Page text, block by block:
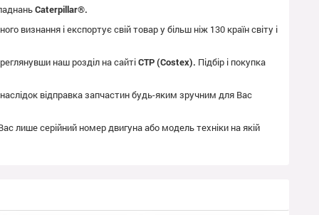
Caterpillar®.
визнання і експортує свій товар у більш ніж 130 країн світу і
наш розділ на сайтіCTP (Costex). Підбір і покупка
відправка запчастин будь-яким зручним для Вас
лише серійний номер двигуна або модель техніки на якій